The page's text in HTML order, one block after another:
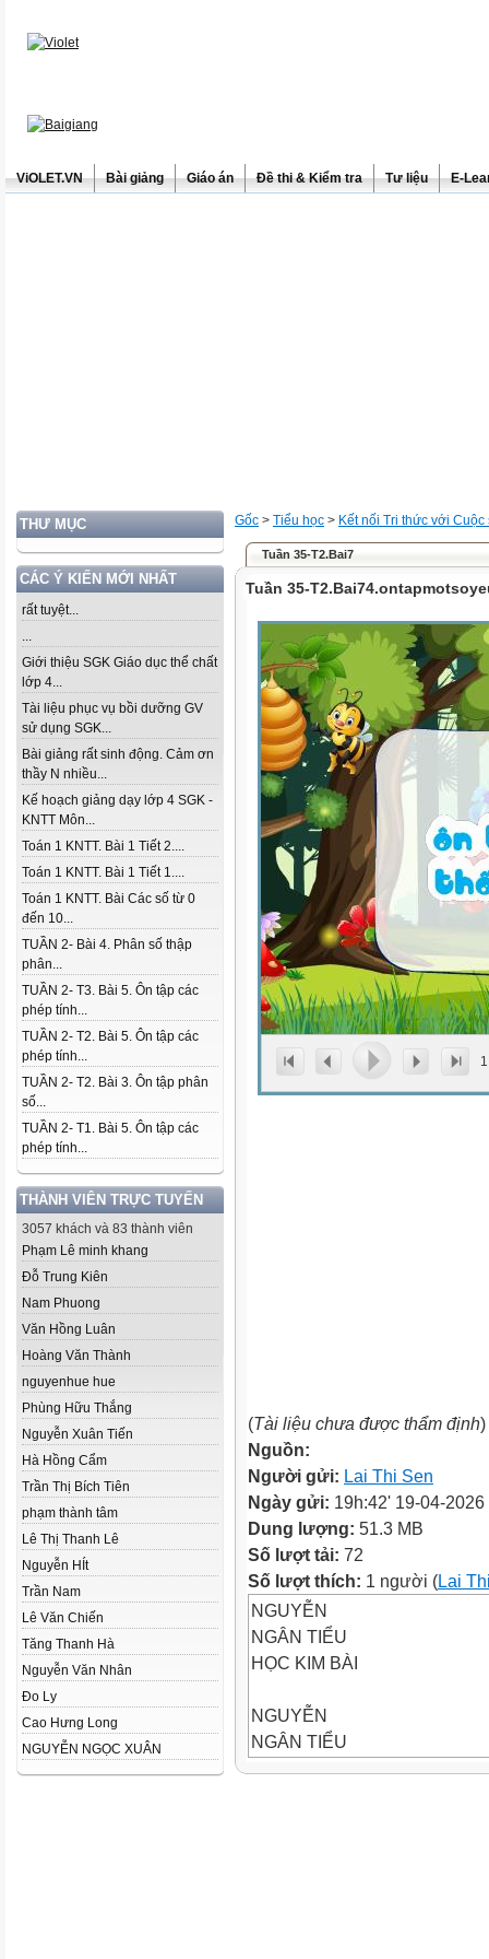
ViOLET.VN Bài giảng Giáo án Đề thi & Kiểm tra Tư liệu E-
THƯ MỤC
CÁC Ý KIẾN MỚI NHẤT
rất tuyệt...
...
Giới thiệu SGK Giáo dục thể chất
lớp 4...
Tài liệu phục vụ bồi dưỡng GV
sử dụng SGK...
Bài giảng rất sinh động. Cảm ơn
thầy N nhiều...
Kế hoạch giảng dạy lớp 4 SGK -
KNTT Môn...
Toán 1 KNTT. Bài 1 Tiết 2....
Toán 1 KNTT. Bài 1 Tiết 1....
Toán 1 KNTT. Bài Các số từ 0
đến 10...
TUẦN 2- Bài 4. Phân số thập
phân...
TUẦN 2- T3. Bài 5. Ôn tập các
phép tính...
TUẦN 2- T2. Bài 5. Ôn tập các
phép tính...
TUẦN 2- T2. Bài 3. Ôn tập phân
số...
TUẦN 2- T1. Bài 5. Ôn tập các
phép tính...
THÀNH VIÊN TRỰC TUYẾN
3057 khách và 83 thành viên
Phạm Lê minh khang
Đỗ Trung Kiên
Nam Phuong
Văn Hồng Luân
Hoàng Văn Thành
nguyenhue hue
Phùng Hữu Thắng
Nguyễn Xuân Tiến
Hà Hồng Cẩm
Trần Thị Bích Tiên
phạm thành tâm
Lê Thị Thanh Lê
Nguyễn HÍt
Trần Nam
Lê Văn Chiến
Tăng Thanh Hà
Nguyễn Văn Nhân
Đo Ly
Cao Hưng Long
NGUYỄN NGỌC XUÂN
Gốc > Tiểu học > Kết nối Tri thức với Cuộc
Tuần 35-T2.Bai7
Tuần 35-
1
(Tài liệu chưa được thẩm định)
Nguồn:
Người gửi: Lai Thi Sen
Ngày gửi: 19h:42' 19-04-2026
Dung lượng: 51.3 MB
Số lượt tải: 72
Số lượt thích: 1 người (Lai
NGUYỄN
NGÂN TIỂU
HỌC KIM BÀI
NGUYỄN
NGÂN TIỂU